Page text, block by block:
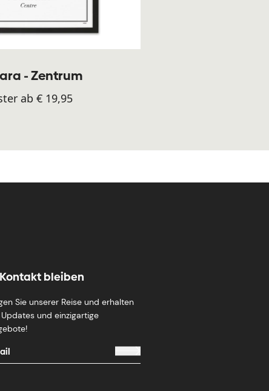
- Zentrum
ab € 19,95
bleiben
Sie unserer Reise und erhalten
Updates und einzigartige